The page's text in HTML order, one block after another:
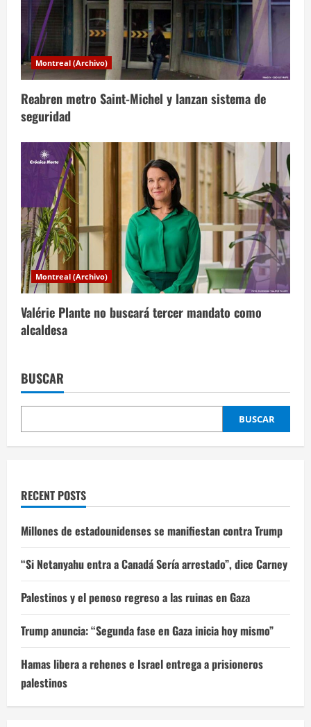
d
a
s
Montreal (Archivo)
Reabren metro Saint-Michel y lanzan sistema de
seguridad
Montreal (Archivo)
Valérie Plante no buscará tercer mandato como
alcaldesa
BUSCAR
BUSCAR
RECENT POSTS
Millones de estadounidenses se manifiestan contra Trump
“Si Netanyahu entra a Canadá Sería arrestado”, dice Carney
Palestinos y el penoso regreso a las ruinas en Gaza
Trump anuncia: “Segunda fase en Gaza inicia hoy mismo”
Hamas libera a rehenes e Israel entrega a prisioneros
palestinos